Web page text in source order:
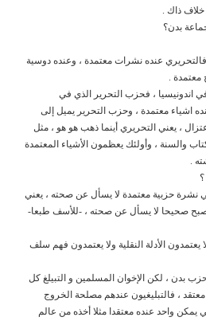
ذاك .
بدن؟
عنده نشرات معتمدة ، وعنده دوسية
.
اندونيسيا ، فحزب التحرير الذي في
اشياء معتمدة ، وحزب التحرير يميل إلى
، يعني التحريري أينما ذهب هو هو ، مثل
والسنة ، وأولئك يعظمون الأشياء المعتمدة
.
نشرة حزبية معتمدة لا يسأل عن صحته ، يعني
صحيحا لا يسأل عن صحته ، -للأسف طبعا-
الأدلة النقلية ولا يعتمدون فهم سلف
بدن ، لكن الإخوان المسلمين و التبيلغ كل
، فالتبليغيون عندهم مصلحة الخروج
واحد عنده معتقدا مثلا أخذه من عالم